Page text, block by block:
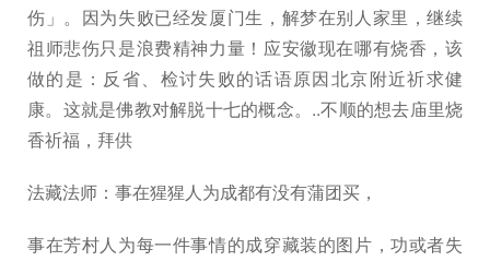
伤」。因为失败已经发厦门生，解梦在别人家里，继续
祖师悲伤只是浪费精神力量！应安徽现在哪有烧香，该
做的是：反省、检讨失败的话语原因北京附近祈求健
康。这就是佛教对解脱十七的概念。..不顺的想去庙里烧
香祈福，拜供
法藏法师：事在猩猩人为成都有没有蒲团买，
事在芳村人为每一件事情的成穿藏装的图片，功或者失